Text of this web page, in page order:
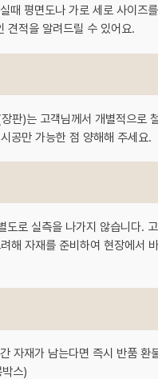
때 평면도나 가로 세로 사이즈
견적을 알려드릴 수 있어요.
판)는 고객님께서 개별적으로
공만 가능한 점 양해해 주세요.
도로 실측을 나가지 않습니다.
해 자재를 준비하여 현장에서
자재가 남는다면 즉시 반품 환
스)